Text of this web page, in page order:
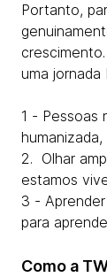
Portanto,
uma jornada
1 - Pessoas
2. Olhar
estamos
3 -
para
Como a